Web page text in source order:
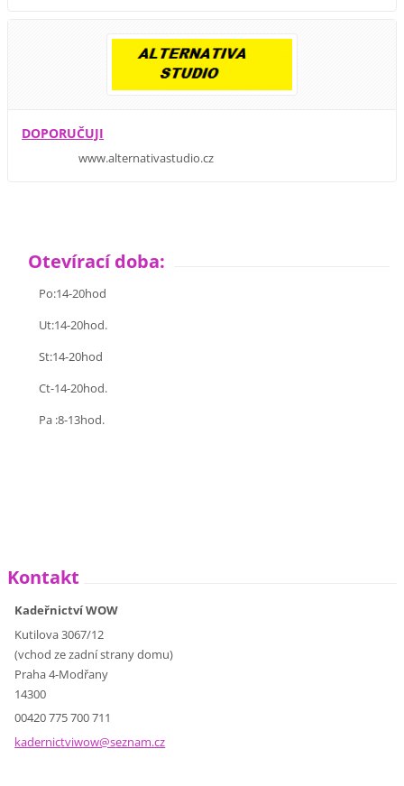
DOPORUČUJI
www.alternativastudio.cz
Otevírací doba:
Po:14-20hod
Ut:14-20hod.
St:14-20hod
Ct-14-20hod.
Pa :8-13hod.
Kontakt
Kadeřnictví WOW
Kutilova 3067/12
(vchod ze zadní strany domu)
Praha 4-Modřany
14300
00420 775 700 711
kadernictviwow@seznam.cz